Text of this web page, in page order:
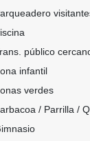
público
infantil
verdes
/ Parrilla /